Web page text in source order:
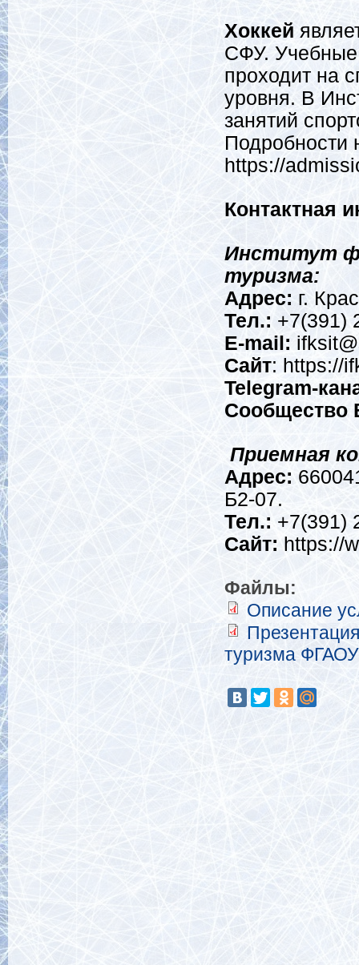
Хоккей
СФУ. Учебные
проходит на
уровня. В
занятий
Подробности
https://
Контактная
Институт
туризма:
Адрес: г.
Тел.: +7(391)
Е-mail:
Сайт: https://
Telegram-
Сообщество
Приемная
Адрес:
Б2-07.
Тел.: +7(391)
Сайт: https://
Файлы:
Описание
туризма